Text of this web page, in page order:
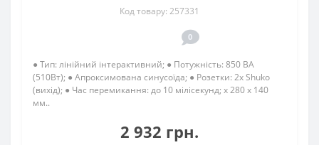
Код товару: 257331
0
● Тип: лінійний інтерактивний; ● Потужність: 850 ВА
(510Вт); ● Апроксимована синусоїда; ● Розетки: 2х Shuko
(вихід); ● Час перемикання: до 10 мілісекунд; x 280 x 140
мм..
2 932 грн.